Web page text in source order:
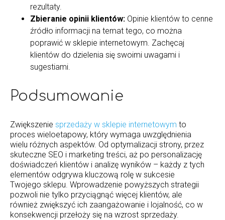
rezultaty.
Zbieranie opinii klientów: Opinie klientów to cenne
źródło informacji na temat tego, co można
poprawić w sklepie internetowym. Zachęcaj
klientów do dzielenia się swoimi uwagami i
sugestiami.
Podsumowanie
Zwiększenie sprzedaży w sklepie internetowym to
proces wieloetapowy, który wymaga uwzględnienia
wielu różnych aspektów. Od optymalizacji strony, przez
skuteczne SEO i marketing treści, aż po personalizację
doświadczeń klientów i analizę wyników – każdy z tych
elementów odgrywa kluczową rolę w sukcesie
Twojego sklepu. Wprowadzenie powyższych strategii
pozwoli nie tylko przyciągnąć więcej klientów, ale
również zwiększyć ich zaangażowanie i lojalność, co w
konsekwencji przełoży się na wzrost sprzedaży.